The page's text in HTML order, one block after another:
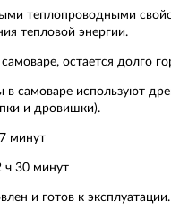
теплопроводными
тепловой энергии.
остается долго
в самоваре используют
и дровишки).
минут
ч 30 минут
и готов к эксплуатации.